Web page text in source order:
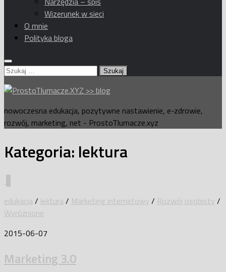
Wizerunek w sieci
O mnie
Polityka bloga
Szukaj:
nowoczesna edukacja, pozytywne nastawienie, e-zdrowie,
rozwój, marketing, net - ProstoTlumacze.xyz
Kategoria: lektura
edukacja/ lektura/ Marketing internetowy / Rozwój osobisty /
Wyróżnione
2015-06-07
Marketing 3.0